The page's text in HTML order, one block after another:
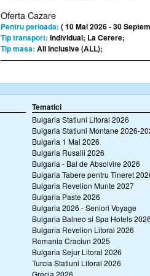
Oferta Cazare
Pentru perioada: ( 10 Mai 2026 - 30
Tip transport: Individual; La Cerere;
Tip masa: All Inclusive (ALL);
Tematici
Bulgaria Statiuni Litoral 2026
Bulgaria Statiuni Montane 2026-
Bulgaria 1 Mai 2026
Bulgaria Rusalii 2026
Bulgaria - Bal de Absolvire 2026
Bulgaria Tabere pentru Tineret
Bulgaria Revelion Munte 2027
Bulgaria Paste 2026
Bulgaria 2026 - Seniori Voyage
Bulgaria Balneo si Spa Hotels
Bulgaria Revelion Litoral 2026
Romania Craciun 2025
Bulgaria Sejur Litoral 2026
Turcia Statiuni Litoral 2026